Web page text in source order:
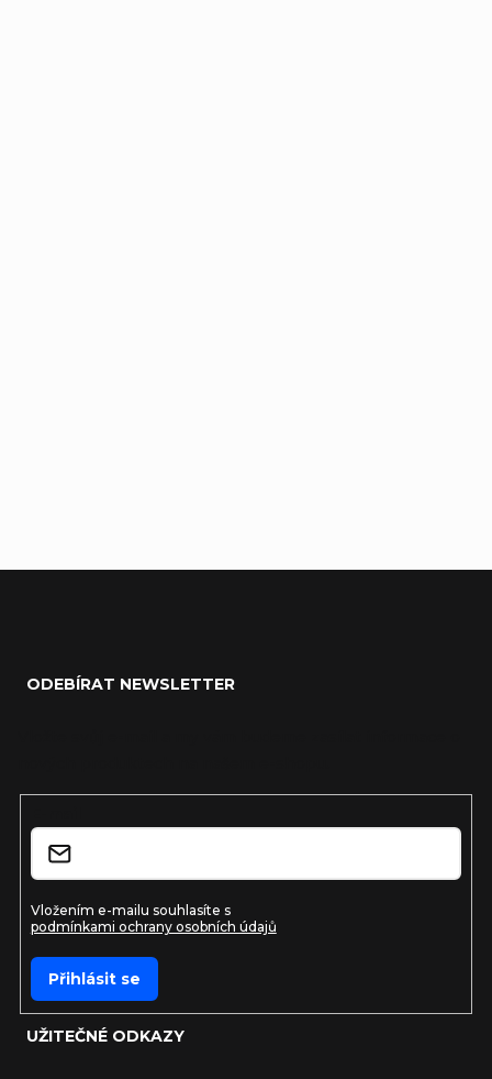
UŽITEČNÉ ODKAZY
ODEBÍRAT NEWSLETTER
Vložením e-mailu souhlasíte s
podmínkami ochrany osobních údajů
Přihlásit se